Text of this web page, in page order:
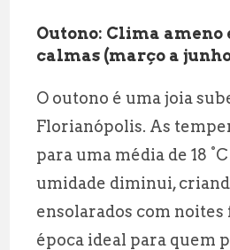
Outono: Clima ameno
calmas (março a
O outono é uma joia
Florianópolis. As
para uma média de 18 °C
umidade diminui,
ensolarados com noites
época ideal para quem